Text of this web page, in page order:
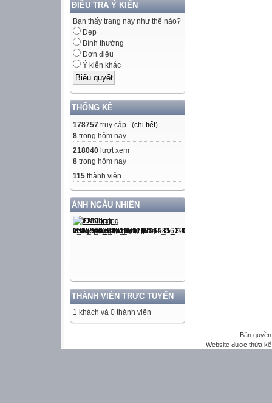
ĐIỀU TRA Ý KIẾN
Bạn thấy trang này như thế nào?
Đẹp
Bình thường
Đơn điệu
Ý kiến khác
THỐNG KÊ
178757 truy cập (chi tiết)
8 trong hôm nay
218040 lượt xem
8 trong hôm nay
115 thành viên
ẢNH NGẪU NHIÊN
THÀNH VIÊN TRỰC TUYẾN
1 khách và 0 thành viên
Bản
Website được thừa